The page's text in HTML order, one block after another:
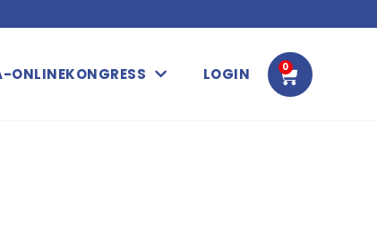
ONLINEKONGRESS LOGIN 0